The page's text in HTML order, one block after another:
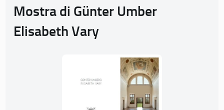
Mostra di Günter Umber
Elisabeth Vary